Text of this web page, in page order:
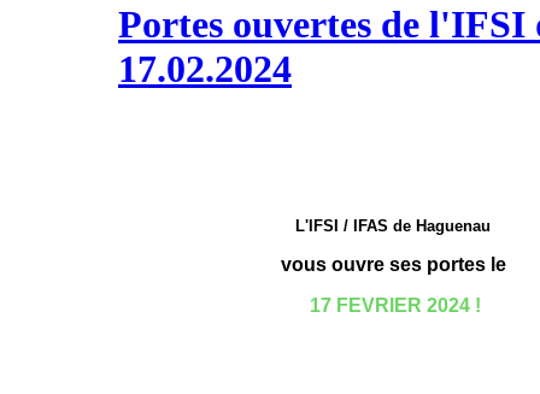
Portes ouvertes de l'IFSI
17.02.2024
L'IFSI / IFAS de Haguenau
vous ouvre ses portes le
17 FEVRIER 2024 !